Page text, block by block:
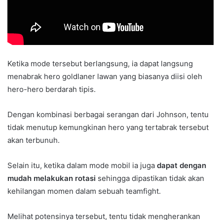
Ketika mode tersebut berlangsung, ia dapat langsung
menabrak hero goldlaner lawan yang biasanya diisi oleh
hero-hero berdarah tipis.
Dengan kombinasi berbagai serangan dari Johnson, tentu
tidak menutup kemungkinan hero yang tertabrak tersebut
akan terbunuh.
Selain itu, ketika dalam mode mobil ia juga dapat dengan
mudah melakukan rotasi sehingga dipastikan tidak akan
kehilangan momen dalam sebuah teamfight.
Melihat potensinya tersebut, tentu tidak mengherankan